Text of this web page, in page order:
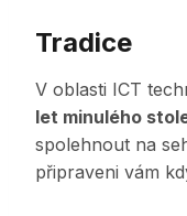
Tradice
V oblasti ICT
let minulého
spolehnout na
připraveni vám